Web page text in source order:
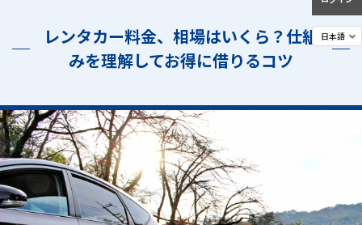
レンタカー料金、相場はいくら？仕組
みを理解してお得に借りるコツ